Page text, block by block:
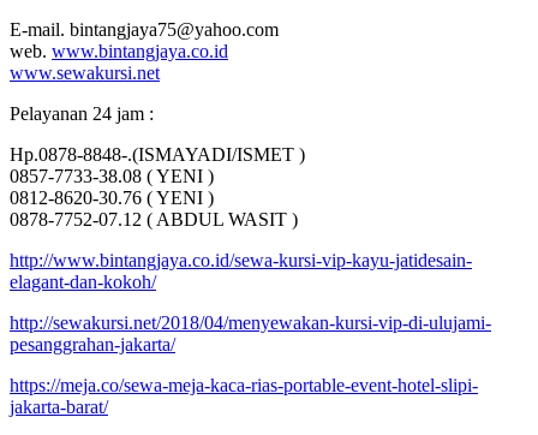
E-mail. bintangjaya75@yahoo.com
web. www.bintangjaya.co.id
www.sewakursi.net
Pelayanan 24 jam :
Hp.0878-8848-.(ISMAYADI/ISMET )
0857-7733-38.08 ( YENI )
0812-8620-30.76 ( YENI )
0878-7752-07.12 ( ABDUL WASIT )
http://www.bintangjaya.co.id/sewa-kursi-vip-kayu-jatidesain-
elagant-dan-kokoh/
http://sewakursi.net/2018/04/menyewakan-kursi-vip-di-ulujami-
pesanggrahan-jakarta/
https://meja.co/sewa-meja-kaca-rias-portable-event-hotel-slipi-
jakarta-barat/